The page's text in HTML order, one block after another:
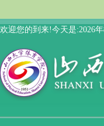
欢迎您的到来!今天是:2026